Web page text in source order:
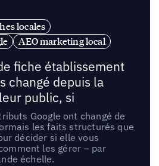
locales
AEO marketing local
fiche établissement
changé depuis la
public, si
Google ont changé de
les faits structurés que
décider si elle vous
les gérer – par
échelle.